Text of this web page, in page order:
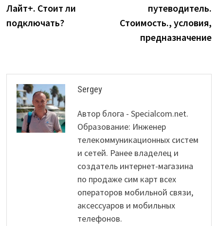
Лайт+. Стоит ли
подключать?
путеводитель.
Стоимость., условия,
предназначение
Sergey
Автор блога - Specialcom.net.
Образование: Инженер
телекоммуникационных систем
и сетей. Ранее владелец и
создатель интернет-магазина
по продаже сим карт всех
операторов мобильной связи,
аксессуаров и мобильных
телефонов.